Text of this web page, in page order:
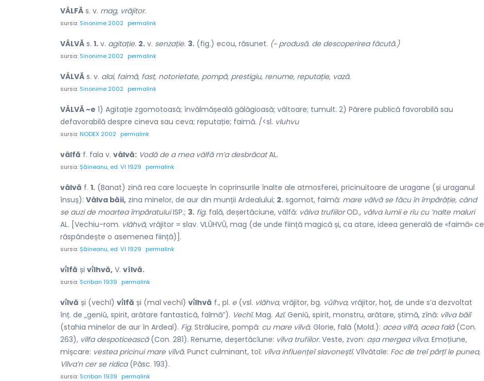
VÂLFĂ s. v. mag, vrăjitor.
sursa: Sinonime 2002 permalink
VÂLVĂ s. 1. v. agitație. 2. v. senzație. 3. (fig.) ecou, răsunet. (~ produsă. de descoperirea făcută.)
sursa: Sinonime 2002 permalink
VÂLVĂ s. v. alai, faimă, fast, notorietate, pompă, prestigiu, renume, reputație, vază.
sursa: Sinonime 2002 permalink
VÂLVĂ ~e 1) Agitație zgomotoasă; învălmășeală gălăgioasă; vâltoare; tumult. 2) Părere publică favorabilă sau
defavorabilă despre cineva sau ceva; reputație; faimă. /<sl. vluhvu
sursa:NODEX 2002 permalink
vâlfă f. fala v. vâlvă: Vodă de a mea vâlfă m’a desbrăcatAL.
sursa:Șăineanu, ed. VI 1929 permalink
vâlvă f. 1. (Banat) zină rea care locuește în coprinsurile înalte ale atmosferei, pricinuitoare de uragane (și uraganul
însuș): Vâlva băii, zina minelor, de aur din munții Ardealului; 2. sgomot, faimă: mare vâlvă se făcu în împărăție, când
se auzi de moartea împăratuluiISP.; 3. fig. fală, deșertăciune, vâlfă: vâlva trufiilorOD., vâlva lumii e rîu cu ’nalte maluri
AL. [Vechiu-rom. vlâhvă, vrăjitor = slav. VLŬHVŬ, mag (de unde ființă magică și, ca atare, ideea generală de «faimă» ce
răspândește o asemenea ființă)].
sursa:Șăineanu, ed. VI 1929 permalink
vî́lfă și vî́lhvă, V. vîlvă.
sursa: Scriban 1939 permalink
vî́lvă și (vechĭ) vî́lfă și (maĭ vechĭ) vî́lhvă f., pl. e(vsl. vlăhva, vrăjitor, bg. vŭlhva, vrăjitor, hoț, de unde s’a dezvoltat
înț. de „geniŭ, spirit, arătare fantastică, faĭmă”). Vechĭ. Mag. Azĭ. Geniŭ, spirit, monstru, arătare, știmă, zînă: vîlva băiĭ
(stahia minelor de aur în Ardeal). Fig. Strălucire, pompă: cu mare vîlvă. Glorie, fală (Mold.): acea vîlfă, acea fală(Con.
263), vîlfa despoticească(Con. 281). Renume, deșertăcĭune: vîlva trufiilor. Veste, zvon: așa mergea vîlva. Emoțiune,
mișcare: vestea pricinui mare vîlvă. Punct culminant, toĭ: vîlva influențeĭ slavoneștĭ. Vîlvătaĭe: Foc de treĭ părțĭ le punea,
Vîlva’n cer se ridica(Păsc. 193).
sursa: Scriban 1939 permalink